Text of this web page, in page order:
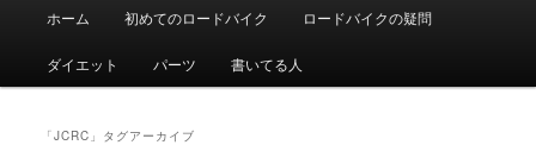
メ
ホーム 初めてのロードバイク ロードバイクの疑問
ダイエット パーツ 書いてる人
「JCRC 」タグアーカイブ